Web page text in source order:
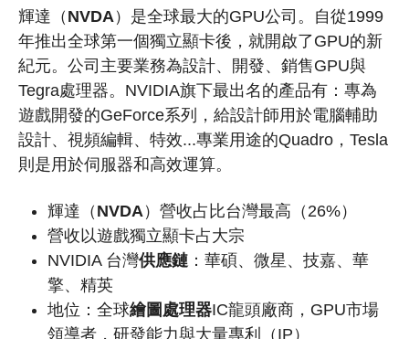
輝達（ NVDA）是全球最大的GPU公司。自從1999
年推出全球第一個獨立顯卡後，就開啟了GPU的新
紀元。公司主要業務為設計、開發、銷售GPU與
Tegra處理器。NVIDIA旗下最出名的產品有：專為
遊戲開發的GeForce系列，給設計師用於電腦輔助
設計、視頻編輯、特效...專業用途的Quadro，Tesla
則是用於伺服器和高效運算。
輝達（ NVDA）營收占比台灣最高（26%）
營收以遊戲獨立顯卡占大宗
NVIDIA 台灣供應鏈 ：華碩、微星、技嘉、華
擎、精英
地位：全球繪圖處理器IC龍頭廠商， GPU市場
領導者，研發能力與大量專利（IP）